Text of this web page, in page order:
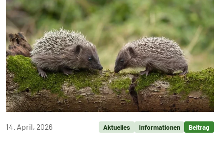
14. April, 2026 Aktuelles Informationen Beitrag